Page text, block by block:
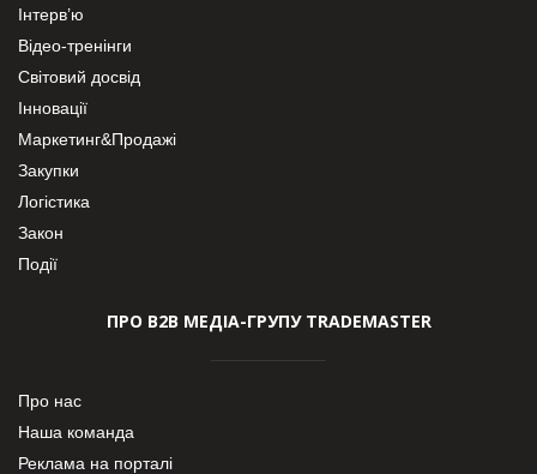
Інтерв’ю
Відео-тренінги
Світовий досвід
Інновації
Маркетинг&Продажі
Закупки
Логістика
Закон
Події
ПРО В2В МЕДІА-ГРУПУ TRADEMASTER
Про нас
Наша команда
Реклама на порталі